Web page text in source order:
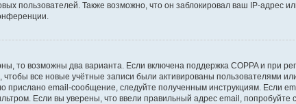
пользователей. Также возможно, что он заблокировал ваш IP-адрес
то возможны два варианта. Если включена поддержка COPPA и при
все новые учётные записи были активированы пользователями
email-сообщение, следуйте полученным инструкциям. Если
Если вы уверены, что ввели правильный адрес email, попробуйте